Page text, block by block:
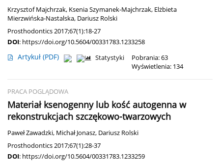
Krzysztof Majchrzak, Ksenia Szymanek-Majchrzak, Elżbieta
Mierzwińska-Nastalska, Dariusz Rolski
Prosthodontics 2017;67(1):18-27
DOI: https://doi.org/10.5604/00331783.1233258
Artykuł (PDF) Statystyki
Pobrania: 63
Wyświetlenia: 134
PRACA POGLĄDOWA
Materiał ksenogenny lub kość autogenna w
rekonstrukcjach szczękowo-twarzowych
Paweł Zawadzki, Michał Jonasz, Dariusz Rolski
Prosthodontics 2017;67(1):28-37
DOI: https://doi.org/10.5604/00331783.1233259